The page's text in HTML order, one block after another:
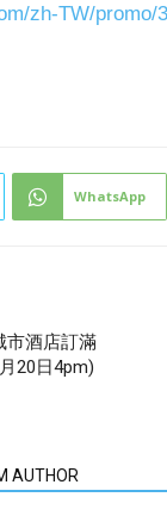
zh-TW/promo/
WhatsApp
市酒店訂滿
20日4pm)
AUTHOR